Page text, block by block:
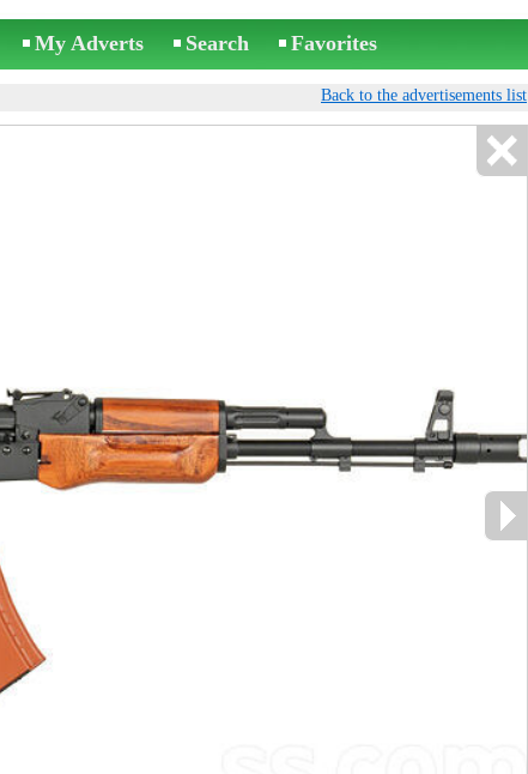
My Adverts Search Favorites
Back to the advertisements list